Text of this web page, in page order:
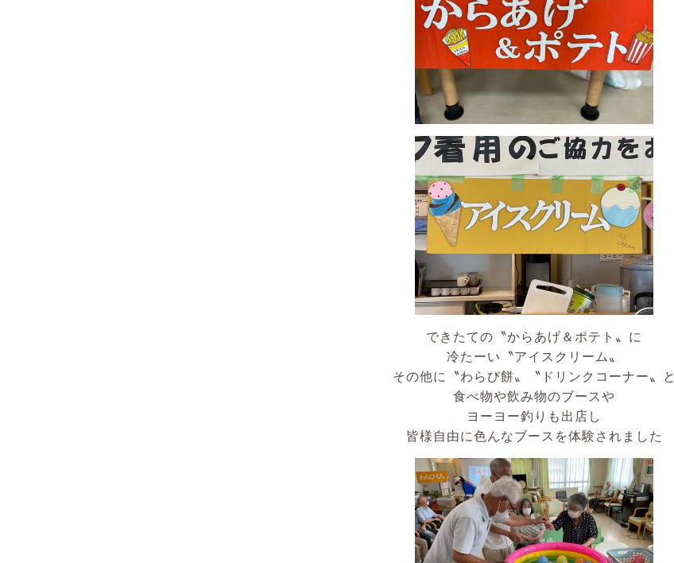
できたての〝からあげ＆ポテト〟に
冷たーい〝アイスクリーム〟
その他に〝わらび餅〟〝ドリンクコーナー〟と
食べ物や飲み物のブースや
ヨーヨー釣りも出店し
皆様自由に色んなブースを体験されました